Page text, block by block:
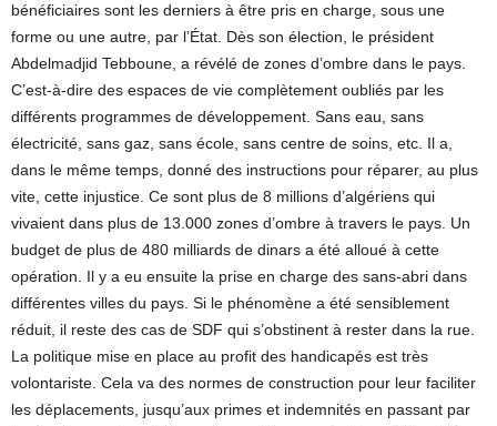
bénéficiaires sont les derniers à être pris en charge, sous une
forme ou une autre, par l’État. Dès son élection, le président
Abdelmadjid Tebboune, a révélé de zones d’ombre dans le pays.
C’est-à-dire des espaces de vie complètement oubliés par les
différents programmes de développement. Sans eau, sans
électricité, sans gaz, sans école, sans centre de soins, etc. Il a,
dans le même temps, donné des instructions pour réparer, au plus
vite, cette injustice. Ce sont plus de 8 millions d’algériens qui
vivaient dans plus de 13.000 zones d’ombre à travers le pays. Un
budget de plus de 480 milliards de dinars a été alloué à cette
opération. Il y a eu ensuite la prise en charge des sans-abri dans
différentes villes du pays. Si le phénomène a été sensiblement
réduit, il reste des cas de SDF qui s’obstinent à rester dans la rue.
La politique mise en place au profit des handicapés est très
volontariste. Cela va des normes de construction pour leur faciliter
les déplacements, jusqu’aux primes et indemnités en passant par